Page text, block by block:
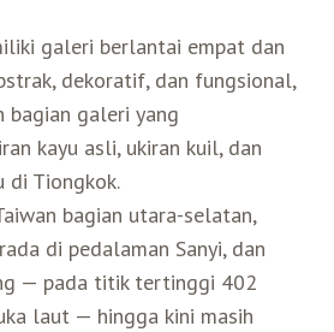
galeri berlantai empat dan
dekoratif, dan fungsional,
bagian galeri yang
kayu asli, ukiran kuil, dan
di Tiongkok.
bagian utara-selatan,
di pedalaman Sanyi, dan
— pada titik tertinggi 402
laut — hingga kini masih